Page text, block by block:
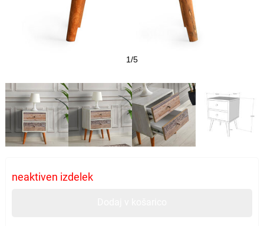
1/5
neaktiven izdelek